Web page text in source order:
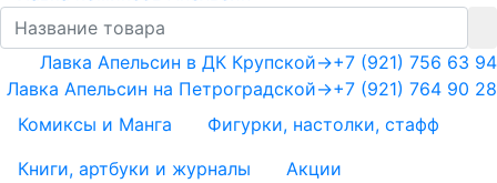
+7 (921) 756 63 94
+7 (921) 764 90 28
Лавка Апельсин в ДК Крупской→
Лавка Апельсин на Петроградской→
Комиксы и Манга
Фигурки, настолки, стафф
Книги, артбуки и журналы
Акции